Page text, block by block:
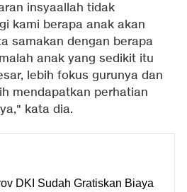
insyaallah tidak
kami berapa anak akan
samakan dengan berapa
anak yang sedikit itu
lebih fokus gurunya dan
mendapatkan perhatian
kata dia.
DKI Sudah Gratiskan Biaya